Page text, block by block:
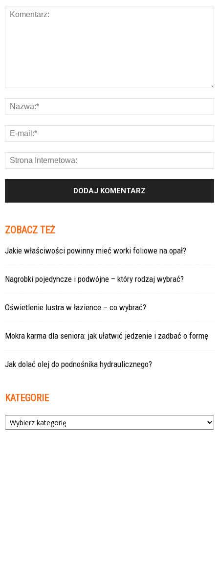
ZOBACZ TEŻ
Jakie właściwości powinny mieć worki foliowe na opał?
Nagrobki pojedyncze i podwójne – który rodzaj wybrać?
Oświetlenie lustra w łazience – co wybrać?
Mokra karma dla seniora: jak ułatwić jedzenie i zadbać o formę
Jak dolać olej do podnośnika hydraulicznego?
KATEGORIE
Kategorie